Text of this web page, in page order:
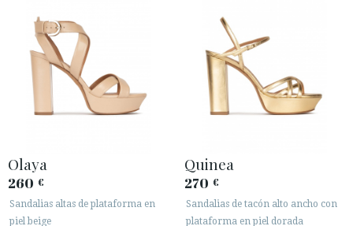
Olaya
260 €
Sandalias altas de plataforma en
piel beige
Quinea
270 €
Sandalias de tacón alto ancho con
plataforma en piel dorada